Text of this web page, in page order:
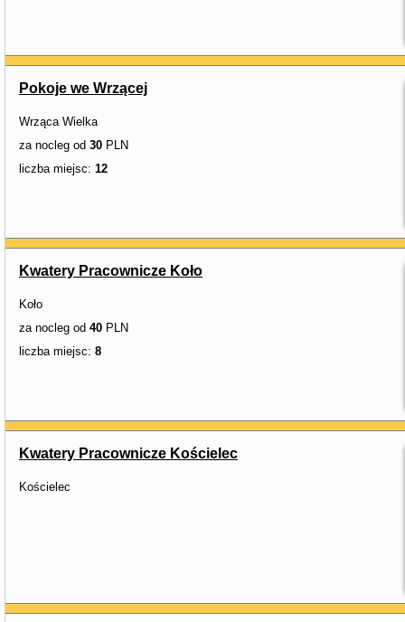
Pokoje we Wrzącej
Wrząca Wielka
za nocleg od 30 PLN
liczba miejsc: 12
Kwatery Pracownicze Koło
Koło
za nocleg od 40 PLN
liczba miejsc: 8
Kwatery Pracownicze Kościelec
Kościelec